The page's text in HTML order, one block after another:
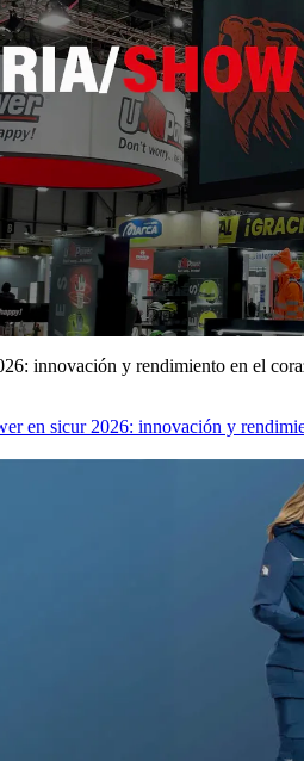
innovación y rendimiento en el
en sicur 2026: innovación y